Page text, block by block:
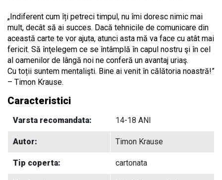
„Indiferent cum îți petreci timpul, nu îmi doresc nimic mai
mult, decât să ai succes. Dacă tehnicile de comunicare din
această carte te vor ajuta, atunci asta mă va face cu atât mai
fericit. Să înţelegem ce se întâmplă în capul nostru şi în cel
al oamenilor de lângă noi ne conferă un avantaj uriaş.
Cu toții suntem mentalişti. Bine ai venit în călătoria noastră!”
– Timon Krause.
Caracteristici
Varsta recomandata: 14-18 ANI
Autor: Timon Krause
Tip coperta: cartonata